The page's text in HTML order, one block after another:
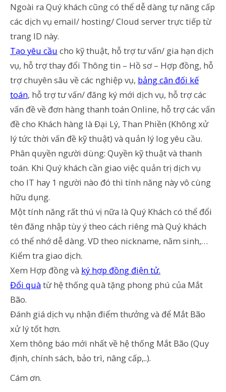
Ngoài ra Quý khách cũng có thể dễ dàng tự nâng cấp
các dịch vụ email/ hosting/ Cloud server trực tiếp từ
trang ID này.
Tạo yêu cầu cho kỹ thuật, hỗ trợ tư vấn/ gia hạn dịch
vụ, hỗ trợ thay đổi Thông tin – Hồ sơ – Hợp đồng, hỗ
trợ chuyên sâu về các nghiệp vụ, bảng cân đối kế
toán, hỗ trợ tư vấn/ đăng ký mới dịch vụ, hỗ trợ các
vấn đề về đơn hàng thanh toán Online, hỗ trợ các vấn
đề cho Khách hàng là Đại Lý, Than Phiền (Không xử
lý tức thời vấn đề kỹ thuật) và quản lý log yêu cầu.
Phân quyền người dùng: Quyền kỹ thuật và thanh
toán. Khi Quý khách cần giao việc quản trị dịch vụ
cho IT hay 1 người nào đó thì tính năng này vô cùng
hữu dụng.
Một tính năng rất thú vị nữa là Quý Khách có thể đổi
tên đăng nhập tùy ý theo cách riêng mà Quý khách
có thể nhớ dễ dàng. VD theo nickname, năm sinh,…
Kiểm tra giao dịch.
Xem Hợp đồng và ký hợp đồng điện tử.
Đổi quàtừ hệ thống quà tặng phong phú của Mắt
Bão.
Đánh giá dịch vụ nhận điểm thưởng và để Mắt Bão
xử lý tốt hơn.
Xem thông báo mới nhất về hệ thống Mắt Bão (Quy
định, chính sách, bảo trì, nâng cấp,..).
Cám ơn.